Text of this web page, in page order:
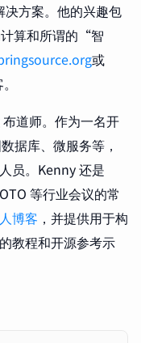
方案。他的兴趣包
算和所谓的“智
或
道师。作为一名开
据库、微服务等，
员。Kenny 还是
等行业会议的常
博客 ，并提供用于构
教程和开源参考示